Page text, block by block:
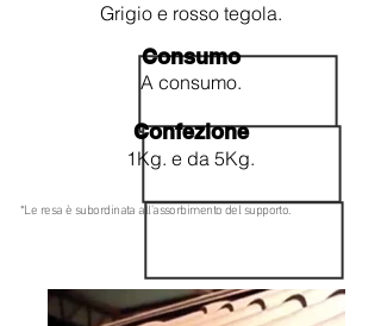
Grigio e rosso tegola.
Consumo
A consumo.
Confezione
1Kg. e da 5Kg.
*Le resa è subordinata all'assorbimento del supporto.